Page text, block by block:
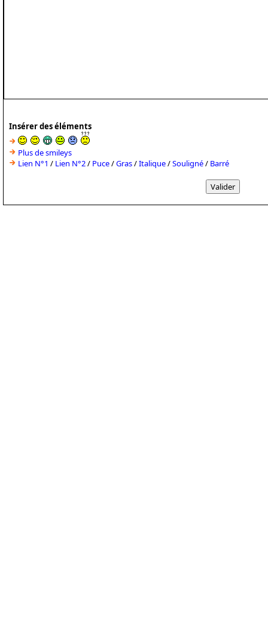
Insérer des éléments
Plus de smileys
Lien N°1 / Lien N°2/ Puce/Gras/Italique/Souligné/ Barré